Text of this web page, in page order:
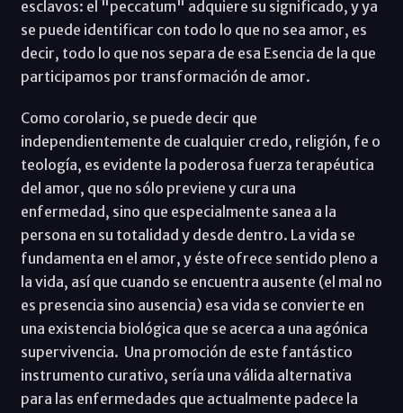
esclavos: el "peccatum" adquiere su significado, y ya
se puede identificar con todo lo que no sea amor, es
decir, todo lo que nos separa de esa Esencia de la que
participamos por transformación de amor.
Como corolario, se puede decir que
independientemente de cualquier credo, religión, fe o
teología, es evidente la poderosa fuerza terapéutica
del amor, que no sólo previene y cura una
enfermedad, sino que especialmente sanea a la
persona en su totalidad y desde dentro. La vida se
fundamenta en el amor, y éste ofrece sentido pleno a
la vida, así que cuando se encuentra ausente (el mal no
es presencia sino ausencia) esa vida se convierte en
una existencia biológica que se acerca a una agónica
supervivencia. Una promoción de este fantástico
instrumento curativo, sería una válida alternativa
para las enfermedades que actualmente padece la